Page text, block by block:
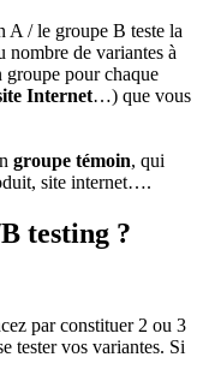
A / le groupe B teste la
de variantes à
pour chaque
Internet…) que vous
groupe témoin, qui
site internet….
testing ?
par constituer 2 ou 3
tester vos variantes. Si